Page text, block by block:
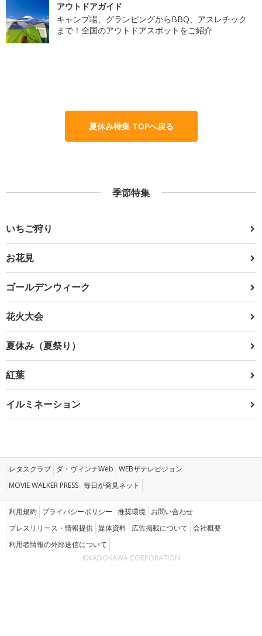
アウトドアガイド
キャンプ場、グランピングからBBQ、アスレチック
まで！全国のアウトドアスポットをご紹介
夏休み特集 TOPへ戻る
季節特集
いちご狩り
お花見
ゴールデンウィーク
花火大会
夏休み（夏祭り）
紅葉
イルミネーション
レタスクラブ ダ・ヴィンチWeb WEBザテレビジョン
MOVIE WALKER PRESS 毎日が発見ネット
利用規約 プライバシーポリシー 推奨環境 お問い合わせ
プレスリリース・情報提供 媒体資料 広告掲載について 会社概要
利用者情報の外部送信について
©KADOKAWA CORPORATION